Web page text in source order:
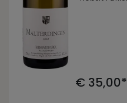
€ 35,00*